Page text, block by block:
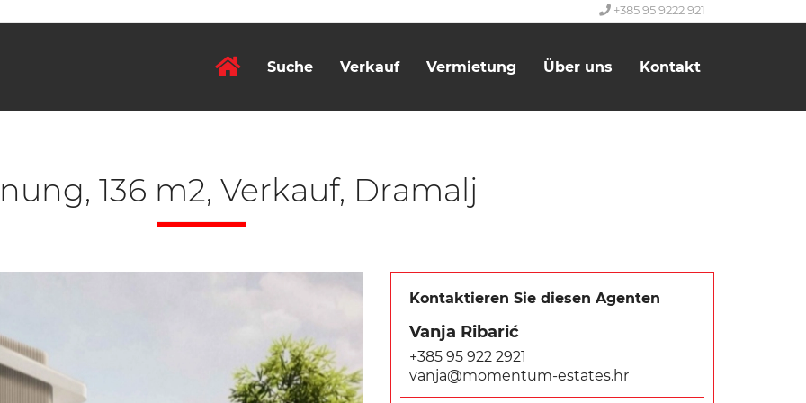
+385 95 9222 921
Suche Verkauf Vermietung Über uns Kontakt
136 m2, Verkauf, Dramalj
Kontaktieren Sie diesen Agenten
Vanja Ribarić
+385 95 922 2921
vanja@momentum-estates.hr